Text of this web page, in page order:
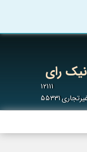
رای
۱۲۱۱۱
۵۵۳۳۱